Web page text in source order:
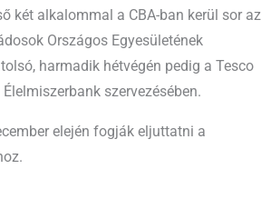
két alkalommal a CBA-ban kerül sor az
Országos Egyesületének
harmadik hétvégén pedig a Tesco
szervezésében.
elején fogják eljuttatni a